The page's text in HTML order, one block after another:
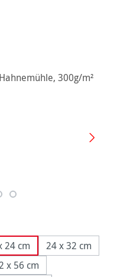
nicht verfügbar.)
24 cm
24 x 32 cm
x 56 cm